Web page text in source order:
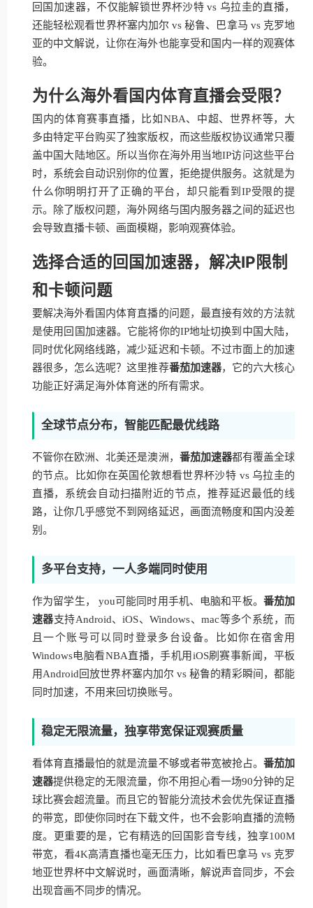
回国加速器，不仅能解锁世界杯沙特 vs 乌拉圭的直播，
还能轻松观看世界杯塞内加尔 vs 秘鲁、巴拿马 vs 克罗地
亚的中文解说，让你在海外也能享受和国内一样的观赛体
验。
为什么海外看国内体育直播会受限？
国内的体育赛事直播，比如NBA、中超、世界杯等，大
多由特定平台购买了独家版权，而这些版权协议通常只覆
盖中国大陆地区。所以当你在海外用当地IP访问这些平台
时，系统会自动识别你的位置，拒绝提供服务。这就是为
什么你明明打开了正确的平台，却只能看到IP受限的提
示。除了版权问题，海外网络与国内服务器之间的延迟也
会导致直播卡顿、画面模糊，影响观赛体验。
选择合适的回国加速器，解决IP限制
和卡顿问题
要解决海外看国内体育直播的问题，最直接有效的方法就
是使用回国加速器。它能将你的IP地址切换到中国大陆，
同时优化网络线路，减少延迟和卡顿。不过市面上的加速
器很多，怎么选呢？这里推荐番茄加速器，它的六大核心
功能正好满足海外体育迷的所有需求。
全球节点分布，智能匹配最优线路
不管你在欧洲、北美还是澳洲， 番茄加速器都有覆盖全球
的节点。比如你在英国伦敦想看世界杯沙特 vs 乌拉圭的
直播，系统会自动扫描附近的节点，推荐延迟最低的线
路，让你几乎感觉不到网络延迟，画面流畅度和国内没差
别。
多平台支持，一人多端同时使用
作为留学生， you可能同时用手机、电脑和平板。 番茄加
速器支持Android、iOS、Windows、mac等多个系统，而
且一个账号可以同时登录多台设备。比如你在宿舍用
Windows电脑看NBA直播，手机用iOS刷赛事新闻，平板
用Android回放世界杯塞内加尔 vs 秘鲁的精彩瞬间，都能
同时加速，不用来回切换账号。
稳定无限流量，独享带宽保证观赛质量
看体育直播最怕的就是流量不够或者带宽被抢占。 番茄加
速器提供稳定的无限流量，你不用担心看一场90分钟的足
球比赛会超流量。而且它的智能分流技术会优先保证直播
的带宽，即使你同时在下载文件，也不会影响直播的流畅
度。更重要的是，它有精选的回国影音专线，独享100M
带宽，看4K高清直播也毫无压力，比如看巴拿马 vs 克罗
地亚世界杯中文解说时，画面清晰，解说声音同步，不会
出现音画不同步的情况。